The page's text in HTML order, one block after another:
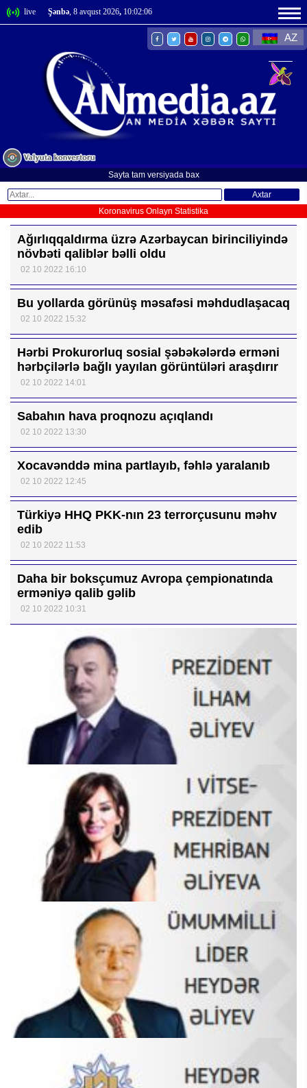
live Şənbə, 8 avqust 2026, 10:02:06
AZ
Sayta tam versiyada bax
Axtar
Koronavirus Onlayn Statistika
Ağırlıqqaldırma üzrə Azərbaycan birinciliyində
növbəti qaliblər bəlli oldu
02 10 2022 16:10
Bu yollarda görünüş məsafəsi məhdudlaşacaq
02 10 2022 15:32
Hərbi Prokurorluq sosial şəbəkələrdə erməni
hərbçilərlə bağlı yayılan görüntüləri araşdırır
02 10 2022 14:01
Sabahın hava proqnozu açıqlandı
02 10 2022 13:30
Xocavənddə mina partlayıb, fəhlə yaralanıb
02 10 2022 12:45
Türkiyə HHQ PKK-nın 23 terrorçusunu məhv
edib
02 10 2022 11:53
Daha bir boksçumuz Avropa çempionatında
erməniyə qalib gəlib
02 10 2022 10:31